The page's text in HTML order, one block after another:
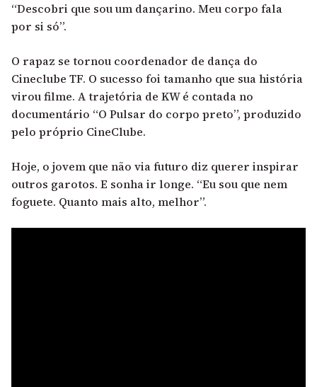
“Descobri que sou um dançarino. Meu corpo fala
por si só”.
O rapaz se tornou coordenador de dança do
Cineclube TF. O sucesso foi tamanho que sua história
virou filme. A trajetória de KW é contada no
documentário “O Pulsar do corpo preto”, produzido
pelo próprio CineClube.
Hoje, o jovem que não via futuro diz querer inspirar
outros garotos. E sonha ir longe. “Eu sou que nem
foguete. Quanto mais alto, melhor”.